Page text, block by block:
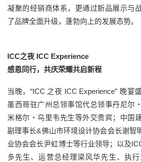
凝聚的经销商体系，更通过新品展示与
了品牌全面升级，蓬勃向上的发展态势。
ICC之夜 ICC Experience
感恩同行，共庆荣耀共启新程
当晚，“ICC 之夜 ICC Experience” 晚宴
墨西哥驻广州总领事馆代总领事丹尼尔
米格尔・乌里韦先生等外交贵宾；中国
副理事长&佛山市环境设计协会会长谢智
业协会会长尹虹博士等行业领导；以及
多先生、运营总经理梁风华先生、执